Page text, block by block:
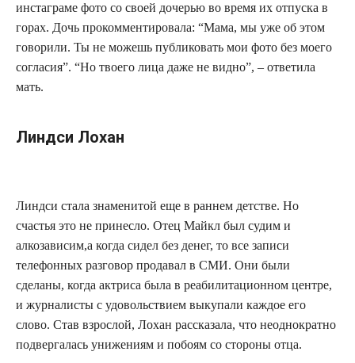
инстаграме фото со своей дочерью во время их отпуска в
горах. Дочь прокомментировала: “Мама, мы уже об этом
говорили. Ты не можешь публиковать мои фото без моего
согласия”. “Но твоего лица даже не видно”, – ответила
мать.
Линдси Лохан
Линдси стала знаменитой еще в раннем детстве. Но
счастья это не принесло. Отец Майкл был судим и
алкозависим,а когда сидел без денег, то все записи
телефонных разговор продавал в СМИ. Они были
сделаны, когда актриса была в реабилитационном центре,
и журналисты с удовольствием выкупали каждое его
слово. Став взрослой, Лохан рассказала, что неоднократно
подвергалась унижениям и побоям со стороны отца.